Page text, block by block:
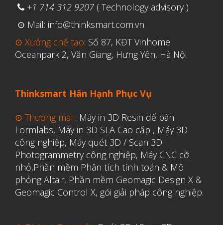
Ứng dụng
Vật liệu
Y Tế
+1 714 312 9207 ( Technology advisory )
⊙ Mail: info@thinksmart.com.vn
⊙ Xưởng chế tạo: Số 87, KĐT Vinhome
Oceanpark 2, Văn Giang, Hưng Yên, Hà Nội
Thinksmart Hân Hạnh Phục Vụ
⊙ Thương mại : Máy in 3D Resin để bàn
Formlabs, Máy in 3D SLA Cao cấp , Máy 3D
công nghiệp, Máy quét 3D / Scan 3D
Photogrammetry công nghiệp, Máy CNC cỡ
nhỏ,Phần mềm Phân tích tính toán & Mô
phỏng Altair, Phần mềm Geomagic Design X &
Geomagic Control X, gói giải pháp công nghiệp.